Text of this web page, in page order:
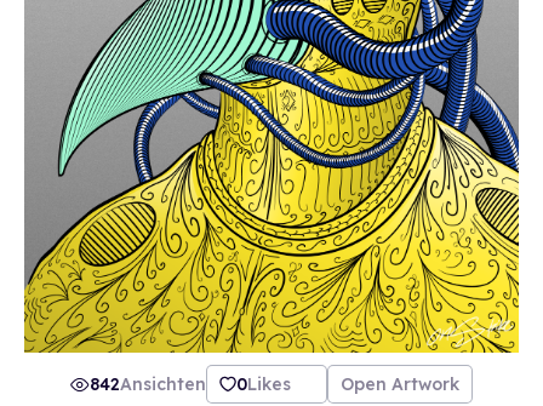
842Ansichten 0Likes
Open Artwork